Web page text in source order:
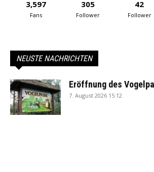
3,597
Fans
305
Follower
42
Follower
NEUSTE NACHRICHTEN
Eröffnung des
7. August 2026 15:12